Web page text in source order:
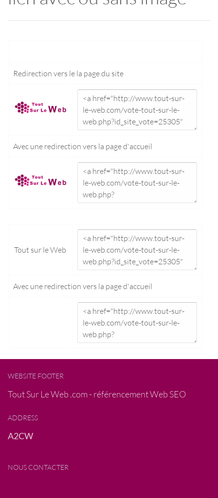
Redirection vers le la page du site
Avec une redirection vers la page d'accueil
Tout sur le Web
Avec une redirection vers la page d'accueil
WEBSITE FOOTER
Tout Sur Le Web .com - référencement Web SEO
ADDRESS
A2CW
NOUS CONTACTER